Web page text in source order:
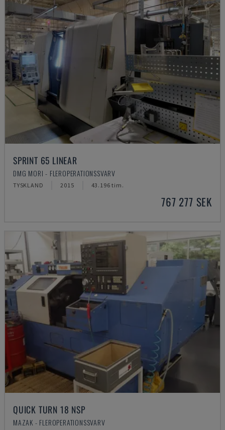
SPRINT 65 LINEAR
DMG MORI - FLEROPERATIONSSVARV
TYSKLAND 2015 43.196 tim.
767 277 SEK
QUICK TURN 18 NSP
MAZAK - FLEROPERATIONSSVARV